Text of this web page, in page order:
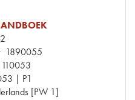
1890055
110053
| P1
[PW 1]